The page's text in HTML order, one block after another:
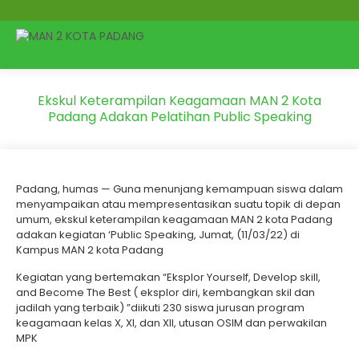
Ekskul Keterampilan Keagamaan MAN 2 Kota
Padang Adakan Pelatihan Public Speaking
Padang, humas — Guna menunjang kemampuan siswa dalam
menyampaikan atau mempresentasikan suatu topik di depan
umum, ekskul keterampilan keagamaan MAN 2 kota Padang
adakan kegiatan ‘Public Speaking, Jumat, (11/03/22) di
Kampus MAN 2 kota Padang
Kegiatan yang bertemakan “Eksplor Yourself, Develop skill,
and Become The Best ( eksplor diri, kembangkan skil dan
jadilah yang terbaik) ”diikuti 230 siswa jurusan program
keagamaan kelas X, XI, dan XII, utusan OSIM dan perwakilan
MPK